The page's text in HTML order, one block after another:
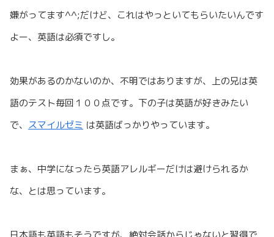
嫌がってます^^;だけど、これはやっといてもらいたいんです
よー、英語は必須ですし。
効果があるのかないのか、不明ではありますが、上の兄は英
語のテスト毎回１００点です。下の子は英語が好きみたい
で、 スマイルゼミ は英語ばっかりやっています。
まぁ、中学になったら英語アレルギーだけは避けられるか
な、とは思っています。